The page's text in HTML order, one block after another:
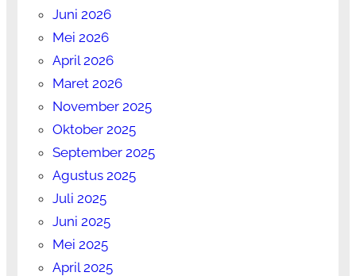
Juni 2026
Mei 2026
April 2026
Maret 2026
November 2025
Oktober 2025
September 2025
Agustus 2025
Juli 2025
Juni 2025
Mei 2025
April 2025